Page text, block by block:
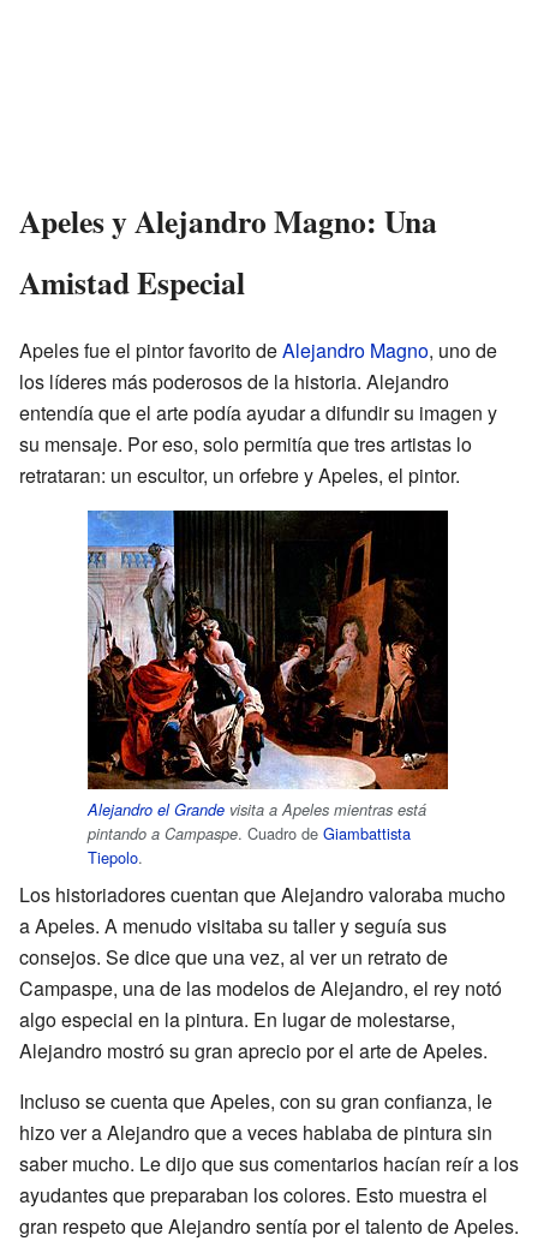
Apeles y Alejandro Magno: Una
Amistad Especial
Apeles fue el pintor favorito deAlejandro Magno, uno de
los líderes más poderosos de la historia. Alejandro
entendía que el arte podía ayudar a difundir su imagen y
su mensaje. Por eso, solo permitía que tres artistas lo
retrataran: un escultor, un orfebre y Apeles, el pintor.
Alejandro el Grande visita a Apeles mientras está
pintando a Campaspe. Cuadro de Giambattista
Tiepolo.
Los historiadores cuentan que Alejandro valoraba mucho
a Apeles. A menudo visitaba su taller y seguía sus
consejos. Se dice que una vez, al ver un retrato de
Campaspe, una de las modelos de Alejandro, el rey notó
algo especial en la pintura. En lugar de molestarse,
Alejandro mostró su gran aprecio por el arte de Apeles.
Incluso se cuenta que Apeles, con su gran confianza, le
hizo ver a Alejandro que a veces hablaba de pintura sin
saber mucho. Le dijo que sus comentarios hacían reír a los
ayudantes que preparaban los colores. Esto muestra el
gran respeto que Alejandro sentía por el talento de Apeles.